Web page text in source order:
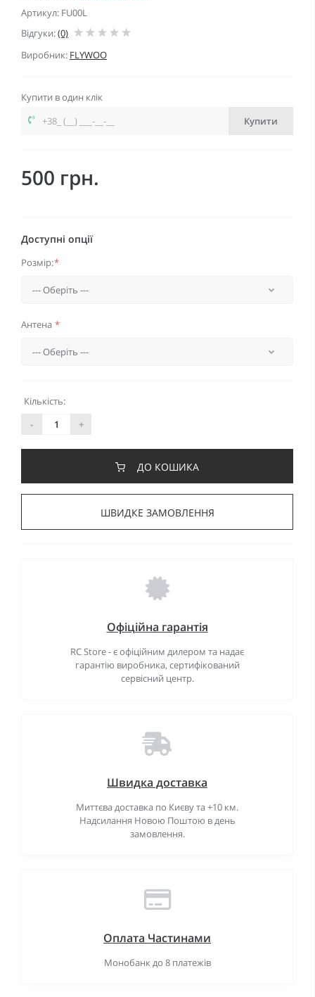
Артикул: FU00L
Відгуки:(0)
Виробник: FLYWOO
Купити в один клік
Купити
500 грн.
Доступні опції
Розмір:*
Антена *
Кількість:
-
+
ДО КОШИКА
ШВИДКЕ ЗАМОВЛЕННЯ
Офіційна гарантія
RC Store - є офіційним дилером та надає
гарантію виробника, сертифікований
сервісний центр.
Швидка доставка
Миттєва доставка по Києву та +10 км.
Надсилання Новою Поштою в день
замовлення.
Оплата Частинами
Монобанк до 8 платежів